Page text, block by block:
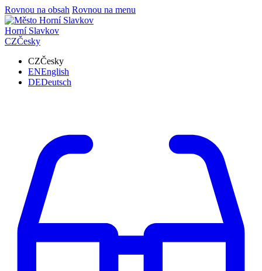
Rovnou na obsah Rovnou na menu
Horní Slavkov
CZČesky
CZČesky
ENEnglish
DEDeutsch